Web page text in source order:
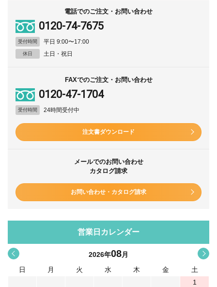
電話でのご注文・お問い合わせ
0120-74-7675
受付時間 平日 9:00〜17:00
休日 土日・祝日
FAXでのご注文・お問い合わせ
0120-47-1704
受付時間 24時間受付中
注文書ダウンロード
メールでのお問い合わせ
カタログ請求
お問い合わせ・カタログ請求
営業日カレンダー
< 2026年08月
日
月 火 水 木 金
土
1